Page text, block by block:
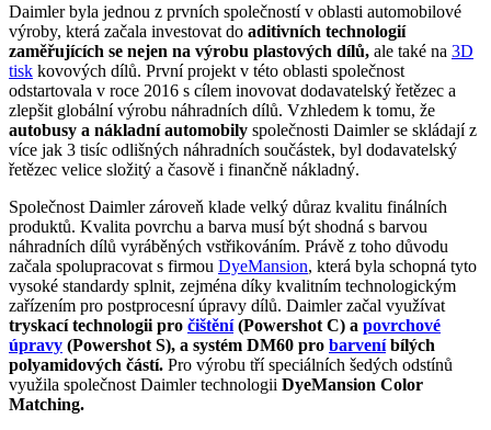
Daimler byla jednou z prvních společností v oblasti automobilové
výroby, která začala investovat do aditivních technologií
zaměřujících se nejen na výrobu plastových dílů, ale také na 3D
tisk kovových dílů. První projekt v této oblasti společnost
odstartovala v roce 2016 s cílem inovovat dodavatelský řetězec a
zlepšit globální výrobu náhradních dílů. Vzhledem k tomu, že
autobusy a nákladní automobily společnosti Daimler se skládají z
více jak 3 tisíc odlišných náhradních součástek, byl dodavatelský
řetězec velice složitý a časově i finančně nákladný.
Společnost Daimler zároveň klade velký důraz kvalitu finálních
produktů. Kvalita povrchu a barva musí být shodná s barvou
náhradních dílů vyráběných vstřikováním. Právě z toho důvodu
začala spolupracovat s firmou DyeMansion, která byla schopná tyto
vysoké standardy splnit, zejména díky kvalitním technologickým
zařízením pro postprocesní úpravy dílů. Daimler začal využívat
tryskací technologii pro čištění(Powershot C) a povrchové
úpravy (Powershot S), a systém DM60 pro barveníbílých
polyamidových částí. Pro výrobu tří speciálních šedých odstínů
využila společnost Daimler technologii DyeMansion Color
Matching.